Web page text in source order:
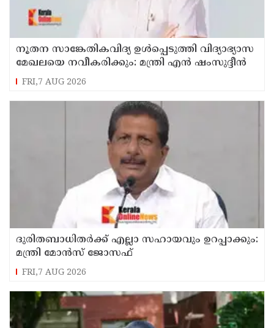
നൂതന സാങ്കേതികവിദ്യ ഉള്‍പ്പെടുത്തി വിദ്യാഭ്യാസ
മേഖലയെ നവീകരിക്കും: മന്ത്രി എന്‍ ഷംസുദ്ദീന്‍
FRI,7 AUG 2026
ദുരിതബാധിതർക്ക് എല്ലാ സഹായവും ഉറപ്പാക്കും:
മന്ത്രി മോൻസ് ജോസഫ്
FRI,7 AUG 2026